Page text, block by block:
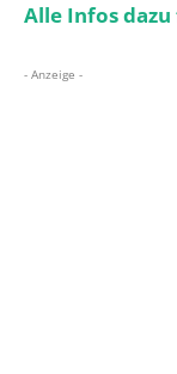
Alle Infos
- Anzeige -